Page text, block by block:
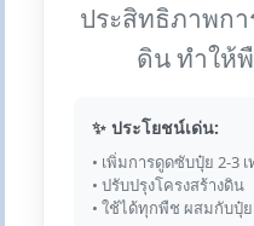
ประสิทธิภาพก
ดิน ทำให้
✨ ประโยชน์เด่น:
• เพิ่มการดูดซับปุ๋ย 2-3 เ
• ปรับปรุงโครงสร้างดิน
• ใช้ได้ทุกพืช ผสมกับปุ๋